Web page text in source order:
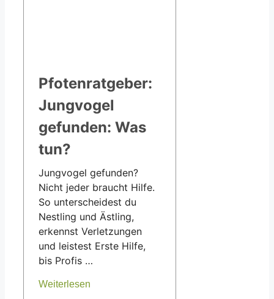
Pfotenratgeber:
Jungvogel
gefunden: Was
tun?
Jungvogel gefunden?
Nicht jeder braucht Hilfe.
So unterscheidest du
Nestling und Ästling,
erkennst Verletzungen
und leistest Erste Hilfe,
bis Profis …
Weiterlesen